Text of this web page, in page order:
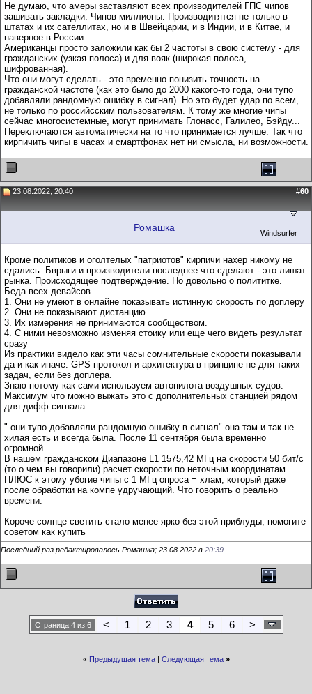
Не думаю, что амеры заставляют всех производителей ГПС чипов
зашивать закладки. Чипов миллионы. Производитятся не только в
штатах и их сателлитах, но и в Швейцарии, и в Индии, и в Китае, и
наверное в России.
Американцы просто заложили как бы 2 частоты в свою систему - для
гражданских (узкая полоса) и для вояк (широкая полоса,
шифрованная).
Что они могут сделать - это временно понизить точность на
гражданской частоте (как это было до 2000 какого-то года, они тупо
добавляли рандомную ошибку в сигнал). Но это будет удар по всем,
не только по российсским пользователям. К тому же многие чипы
сейчас многосистемные, могут принимать Глонасс, Галилео, Бэйду...
Переключаются автоматически на то что принимается лучше. Так что
кирпичить чипы в часах и смартфонах нет ни смысла, ни возможности.
23.08.2022, 20:40 #60
Ромашка Windsurfer
Кроме политиков и оголтелых "патриотов" кирпичи нахер никому не
сдались. Бврыги и производители последнее что сделают - это лишат
рынка. Происходящее подтверждение. Но довольно о полититке.
Беда всех девайсов
1. Они не умеют в онлайне показывать истинную скорость по доплеру
2. Они не показывают дистанцию
3. Их измерения не принимаются сообществом.
4. С ними невозможно изменяя стоику или еще чего видеть результат
сразу
Из практики видело как эти часы сомнительные скорости показывали
да и как иначе. GPS протокол и архитектура в принципе не для таких
задач, если без доплера.
Знаю потому как сами используем автопилота воздушных судов.
Максимум что можно выжать это с дополнительных станцией рядом
для дифф сигнала.
" они тупо добавляли рандомную ошибку в сигнал" она там и так не
хилая есть и всегда была. После 11 сентября была временно
огромной.
В нашем гражданском Диапазоне L1 1575,42 МГц на скорости 50 бит/с
(то о чем вы говорили) расчет скорости по неточным координатам
ПЛЮС к этому убогие чипы с 1 МГц опроса = хлам, который даже
после обработки на компе удручающий. Что говорить о реально
времени.
Короче солнце светить стало менее ярко без этой приблуды, помогите
советом как купить
Последний раз редактировалось Ромашка; 23.08.2022 в 20:39
Страница 4 из 6 < 1 2 3 4 5 6 >
« Предыдущая тема| Следующая тема »